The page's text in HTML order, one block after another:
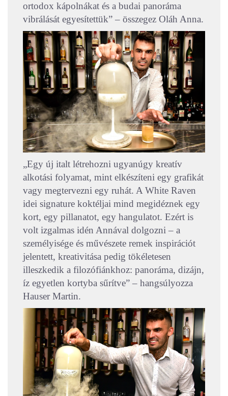
ortodox kápolnákat és a budai panoráma
vibrálását egyesítettük” – összegez Oláh Anna.
„Egy új italt létrehozni ugyanúgy kreatív
alkotási folyamat, mint elkészíteni egy grafikát
vagy megtervezni egy ruhát. A White Raven
idei signature koktéljai mind megidéznek egy
kort, egy pillanatot, egy hangulatot. Ezért is
volt izgalmas idén Annával dolgozni – a
személyisége és művészete remek inspirációt
jelentett, kreativitása pedig tökéletesen
illeszkedik a filozófiánkhoz: panoráma, dizájn,
íz egyetlen kortyba sűrítve” – hangsúlyozza
Hauser Martin.